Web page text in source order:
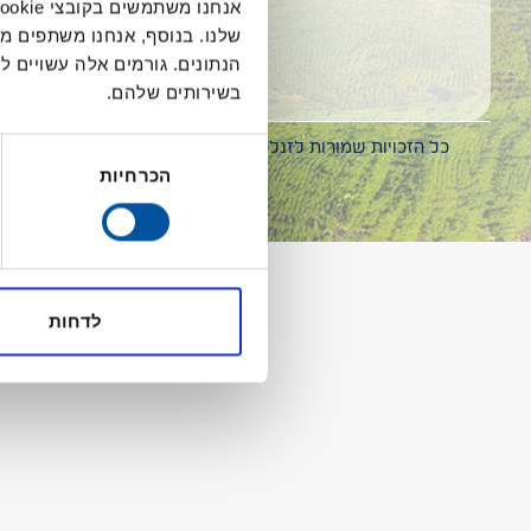
שלנו. בנוסף, אנחנו משתפים
הנתונים. גורמים אלה
בשירותים שלהם.
בחירת
הסכמה
הכרחיות
לדחות
כל הזכויות שמורות לזנלכל | אפיון ועיצוב ע”י